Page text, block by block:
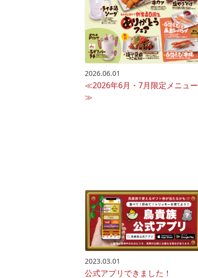
2026.06.01
≪2026年6月・7月限定メニュー
≫
2023.03.01
公式アプリできました！